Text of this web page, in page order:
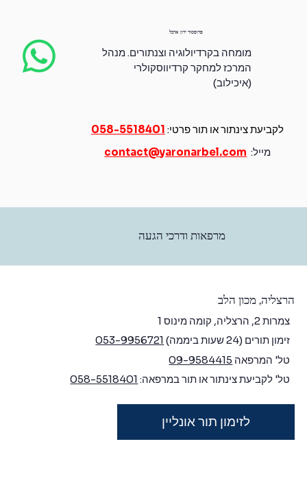
פרופסור ירון ארבל
מומחה בקרדיולוגיה וצנתורים.מנהל
המרכז למחקר קרדיווסקולרי
(איכילוב)
לקביעת צינתור או תור פרטי: 058-5518401
מייל: contact@yaronarbel.com
מרפאות ודרכי הגעה
הרצליה, מכון הלב
צמרות 2, הרצליה, קומה מינוס 1
זימון תורים (24 שעות ביממה)
053-9956721
טל' המרפאה 09-9584415
טל' לקביעת צינתור או תור במרפאה: 058-5518401
לזימון תור אונליין